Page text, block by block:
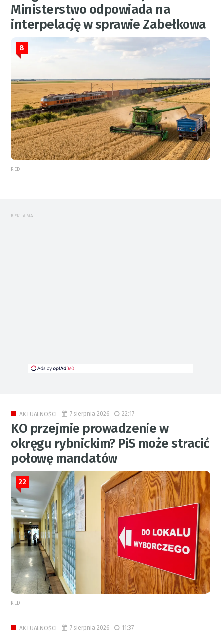
Ministerstwo odpowiada na
interpelację w sprawie Zabełkowa
8
RED.
REKLAMA
AKTUALNOŚCI 7 sierpnia 2026 22:17
KO przejmie prowadzenie w
okręgu rybnickim? PiS może stracić
połowę mandatów
22
RED.
AKTUALNOŚCI 7 sierpnia 2026 11:37